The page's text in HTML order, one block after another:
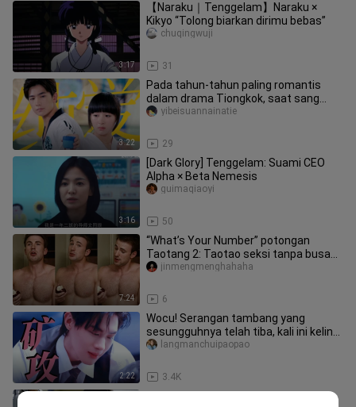
3:17
【Naraku｜Tenggelam】Naraku ×
Kikyo “Tolong biarkan dirimu bebas”
31
chuqingwuji
3:22
Pada tahun-tahun paling romantis
dalam drama Tiongkok, saat sang
pemeran utama pria dan wanita
29
yibeisuannainatie
3:16
[Dark Glory] Tenggelam: Suami CEO
Alpha × Beta Nemesis
50
guimaqiaoyi
7:24
“What’s Your Number” potongan
Taotang 2: Taotao seksi tanpa busana
dan Taotao imut yang sangat panda
6
jinmengmenghahaha
2:22
Wocu! Serangan tambang yang
sesungguhnya telah tiba, kali ini kelinci
benar‑benar tak lagi melihat b
3.4K
langmanchuipaopao